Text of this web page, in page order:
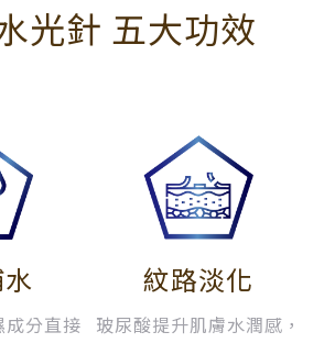
光針 五大功效
成分直接
紋路淡化
玻尿酸提升肌膚水潤感，